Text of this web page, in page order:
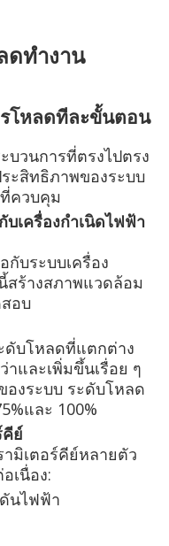
ดทำงาน
โหลดทีละขั้นตอน
บวนการที่ตรงไปตรง
ะสิทธิภาพของระบบ
ควบคุม
บเครื่องกำเนิดไฟฟ้า
บระบบเครื่อง
สร้างสภาพแวดล้อม
อบ
ดับโหลดที่แตกต่าง
และเพิ่มขึ้นเรื่อย ๆ
งระบบ ระดับโหลด
และ 100%
คีย์
มิเตอร์คีย์หลายตัว
เนื่อง:
นไฟฟ้า